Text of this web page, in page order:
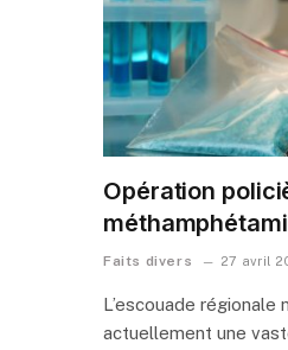
Opération
Faits divers 27 avril
L’escouade régionale
actuellement une